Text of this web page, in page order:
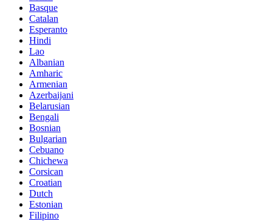
Basque
Catalan
Esperanto
Hindi
Lao
Albanian
Amharic
Armenian
Azerbaijani
Belarusian
Bengali
Bosnian
Bulgarian
Cebuano
Chichewa
Corsican
Croatian
Dutch
Estonian
Filipino